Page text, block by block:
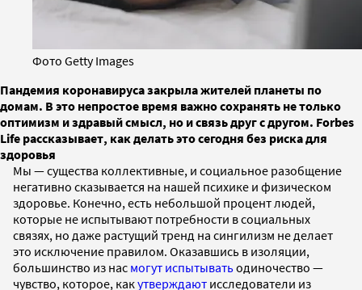
Фото Getty Images
Пандемия коронавируса закрыла жителей планеты по
домам. В это непростое время важно сохранять не только
оптимизм и здравый смысл, но и связь друг с другом. Forbes
Life рассказывает, как делать это сегодня без риска для
здоровья
Мы — существа коллективные, и социальное разобщение
негативно сказывается на нашей психике и физическом
здоровье. Конечно, есть небольшой процент людей,
которые не испытывают потребности в социальных
связях, но даже растущий тренд на сингилизм не делает
это исключение правилом. Оказавшись в изоляции,
большинство из нас могут испытыватьодиночество —
чувство, которое, какутверждают исследователи из